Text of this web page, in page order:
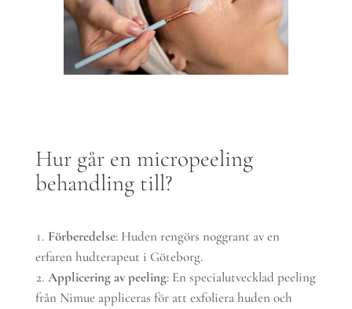
Hur går en micropeeling
behandling till?
Förberedelse: Huden rengörs noggrant av en
erfaren hudterapeut i Göteborg.
Applicering av peeling: En specialutvecklad peeling
från Nimue appliceras för att exfoliera huden och